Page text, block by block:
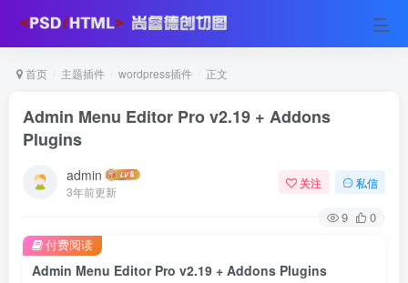
首页 主题插件 wordpress插件 正文
Admin Menu Editor Pro v2.19 + Addons
Plugins
admin
3年前更新
关注 私信
9 0
Admin Menu Editor Pro v2.19 + Addons Plugins
付费阅读